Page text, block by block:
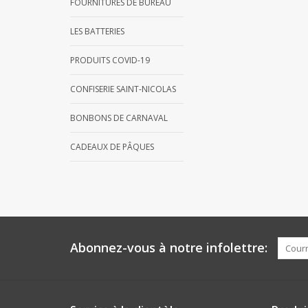
FOURNITURES DE BUREAU
LES BATTERIES
PRODUITS COVID-19
CONFISERIE SAINT-NICOLAS
BONBONS DE CARNAVAL
CADEAUX DE PÂQUES
Abonnez-vous à notre infolettre: